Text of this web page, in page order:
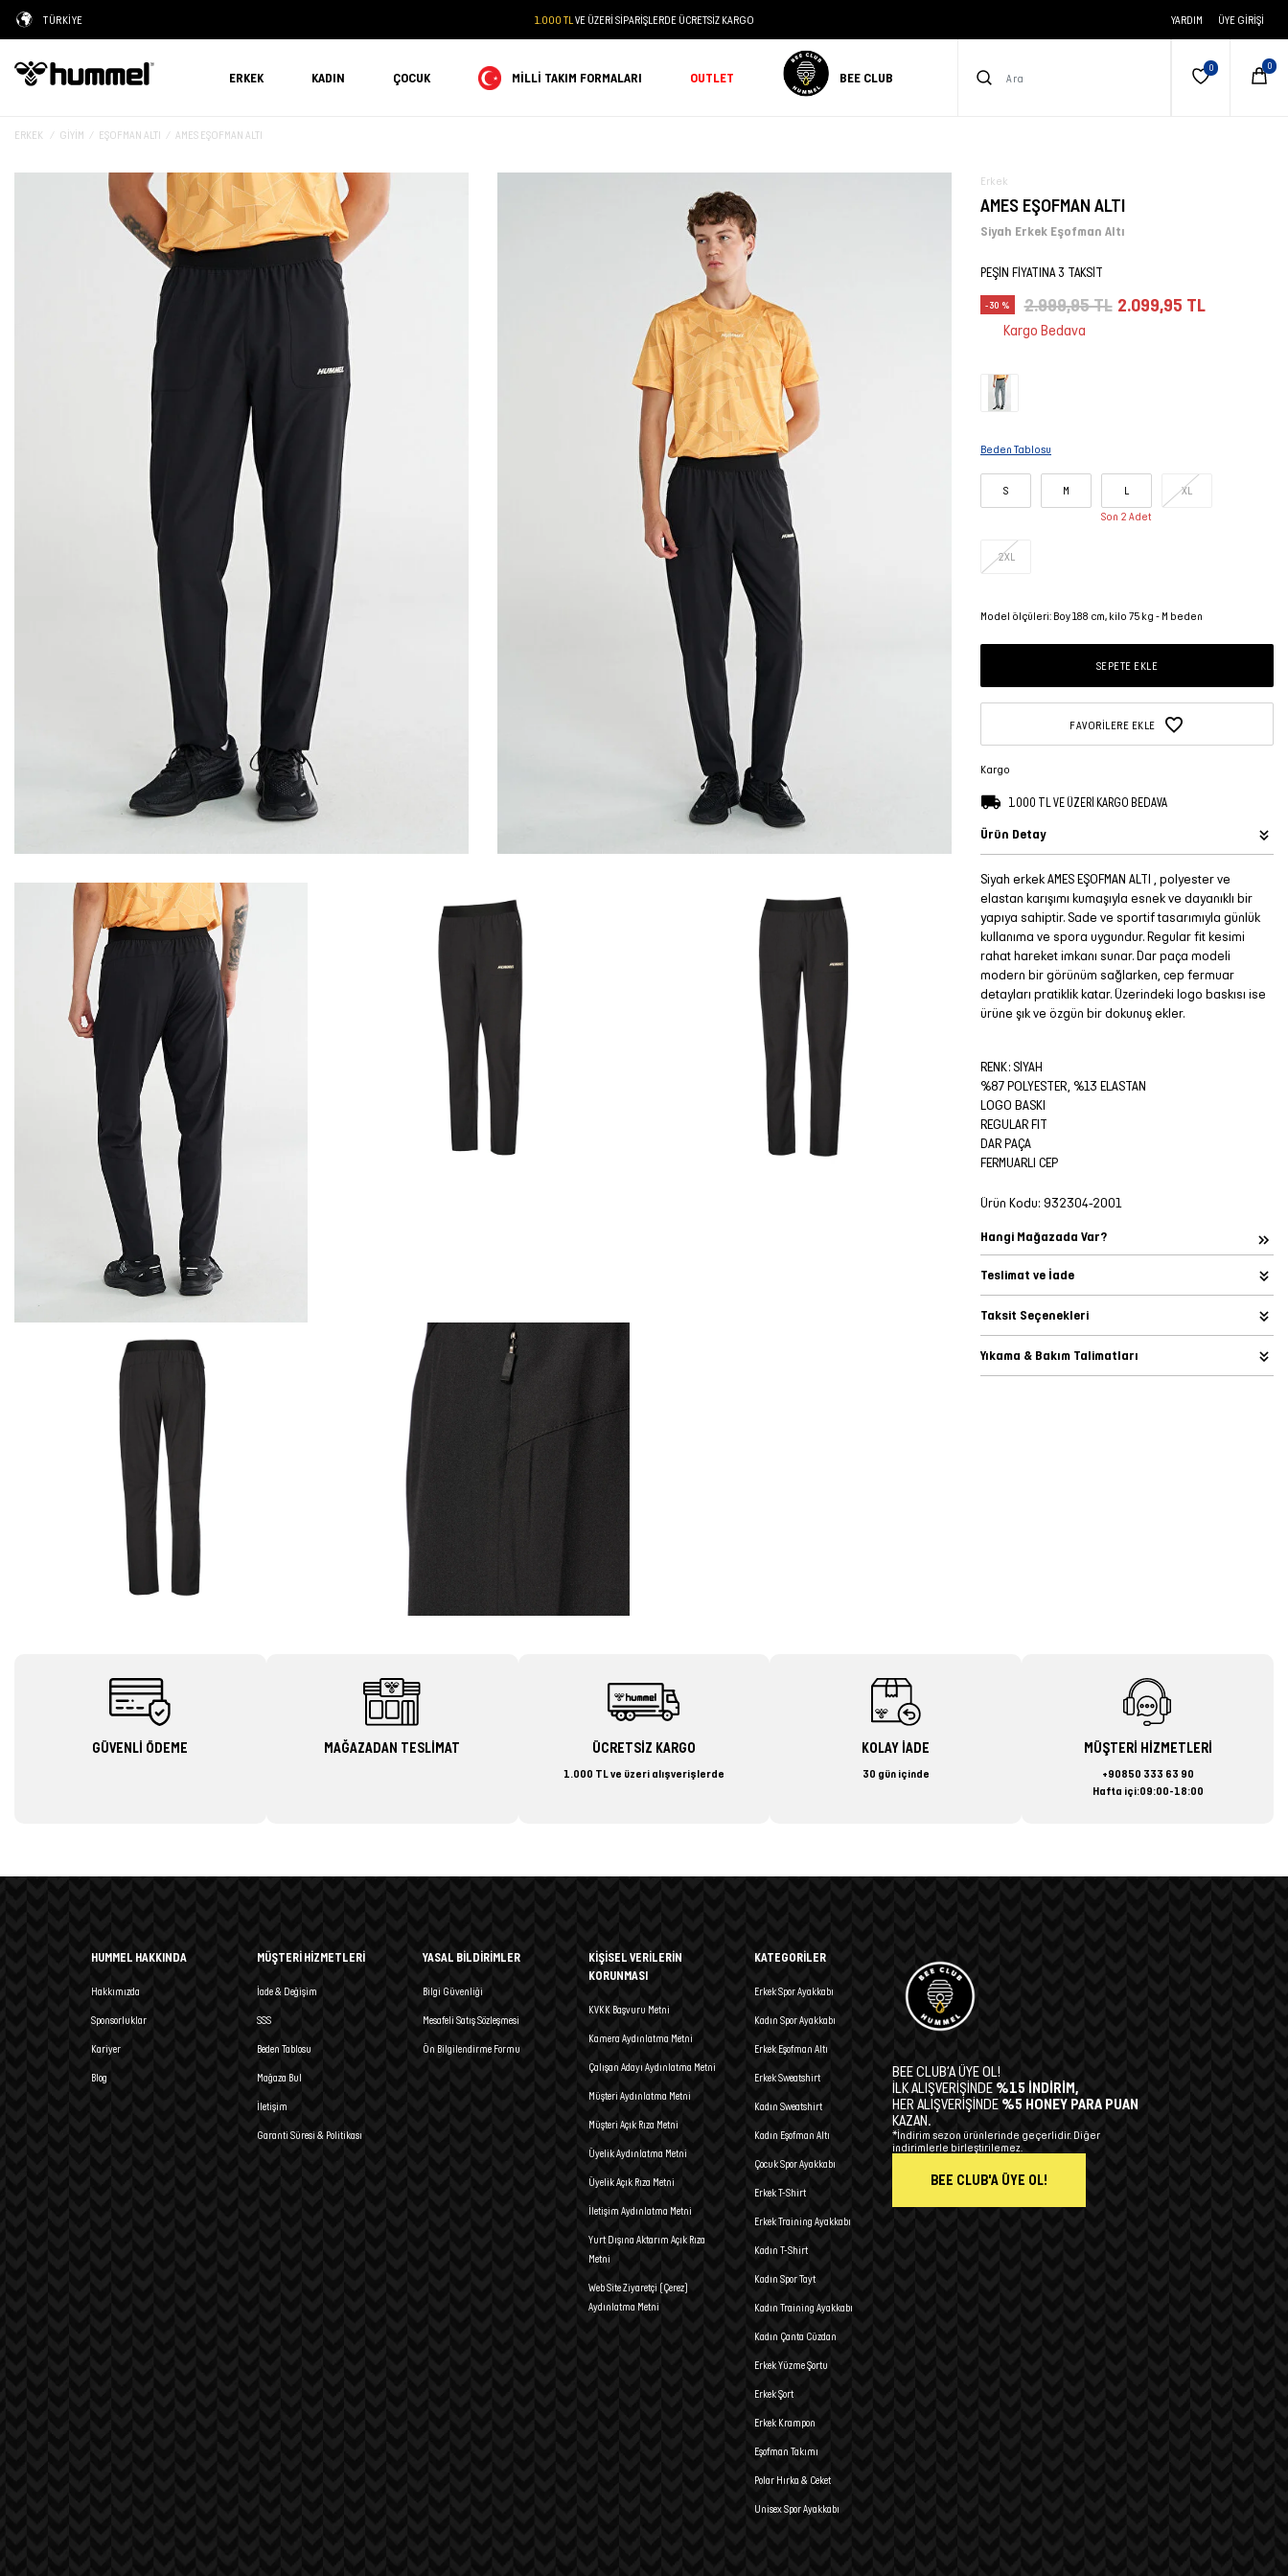
TÜRKİYE 1.000 TL VE ÜZERİ SİPARİŞLERDE ÜCRETSİZ KARGO YARDIM ÜYE GIRIŞI
ERKEK KADIN ÇOCUK MILLI TAKIM FORMALARI OUTLET BEE CLUB
ERKEK GIYIM EŞOFMAN ALTI AMES EŞOFMAN ALTI
Erkek
AMES EŞOFMAN ALTI
Siyah Erkek Eşofman Altı
PEŞİN FİYATINA 3 TAKSİT
-30 % 2.999,95 TL 2.099,95 TL
Kargo Bedava
Beden Tablosu
S M L
Son 2 Adet
XL
2XL
Model ölçüleri: Boy 188 cm, kilo 75 kg - M beden
SEPETE EKLE
FAVORILERE EKLE
Kargo
1.000 TL VE ÜZERİ KARGO BEDAVA
Ürün Detay
Siyah erkek AMES EŞOFMAN ALTI , polyester ve
elastan karışımı kumaşıyla esnek ve dayanıklı bir
yapıya sahiptir. Sade ve sportif tasarımıyla günlük
kullanıma ve spora uygundur. Regular fit kesimi
rahat hareket imkanı sunar. Dar paça modeli
modern bir görünüm sağlarken, cep fermuar
detayları pratiklik katar. Üzerindeki logo baskısı ise
ürüne şık ve özgün bir dokunuş ekler.
RENK: SİYAH
%87 POLYESTER, %13 ELASTAN
LOGO BASKI
REGULAR FIT
DAR PAÇA
FERMUARLI CEP
Ürün Kodu: 932304-2001
Hangi Mağazada Var?
Teslimat ve İade
Taksit Seçenekleri
Yıkama & Bakım Talimatları
GÜVENLİ ÖDEME MAĞAZADAN TESLİMAT ÜCRETSİZ KARGO
1.000 TL ve üzeri alışverişlerde
KOLAY İADE
30 gün içinde
MÜŞTERİ HİZMETLERİ
+90850 333 63 90
Hafta içi:09:00-18:00
HUMMEL HAKKINDA
Hakkımızda
Sponsorluklar
Kariyer
Blog
MÜŞTERİ HİZMETLERİ
İade & Değişim
SSS
Beden Tablosu
Mağaza Bul
İletişim
Garanti Süresi & Politikası
YASAL BİLDİRİMLER
Bilgi Güvenliği
Mesafeli Satış Sözleşmesi
Ön Bilgilendirme Formu
KİŞİSEL VERİLERİN
KORUNMASI
KVKK Başvuru Metni
Kamera Aydınlatma Metni
Çalışan Adayı Aydınlatma Metni
Müşteri Aydınlatma Metni
Müşteri Açık Rıza Metni
Üyelik Aydınlatma Metni
Üyelik Açık Rıza Metni
İletişim Aydınlatma Metni
Yurt Dışına Aktarım Açık Rıza
Metni
Web Site Ziyaretçi (Çerez)
Aydınlatma Metni
KATEGORİLER
Erkek Spor Ayakkabı
Kadın Spor Ayakkabı
Erkek Eşofman Altı
Erkek Sweatshirt
Kadın Sweatshirt
Kadın Eşofman Altı
Çocuk Spor Ayakkabı
Erkek T-Shirt
Erkek Training Ayakkabı
Kadın T-Shirt
Kadın Spor Tayt
Kadın Training Ayakkabı
Kadın Çanta Cüzdan
Erkek Yüzme Şortu
Erkek Şort
Erkek Krampon
Eşofman Takımı
Polar Hırka & Ceket
Unisex Spor Ayakkabı
BEE CLUB’A ÜYE OL!
İLK ALIŞVERİŞİNDE %15 İNDİRİM,
HER ALIŞVERİŞİNDE %5 HONEY PARA PUAN
KAZAN.
*İndirim sezon ürünlerinde geçerlidir. Diğer
indirimlerle birleştirilemez.
BEE CLUB'A ÜYE OL!